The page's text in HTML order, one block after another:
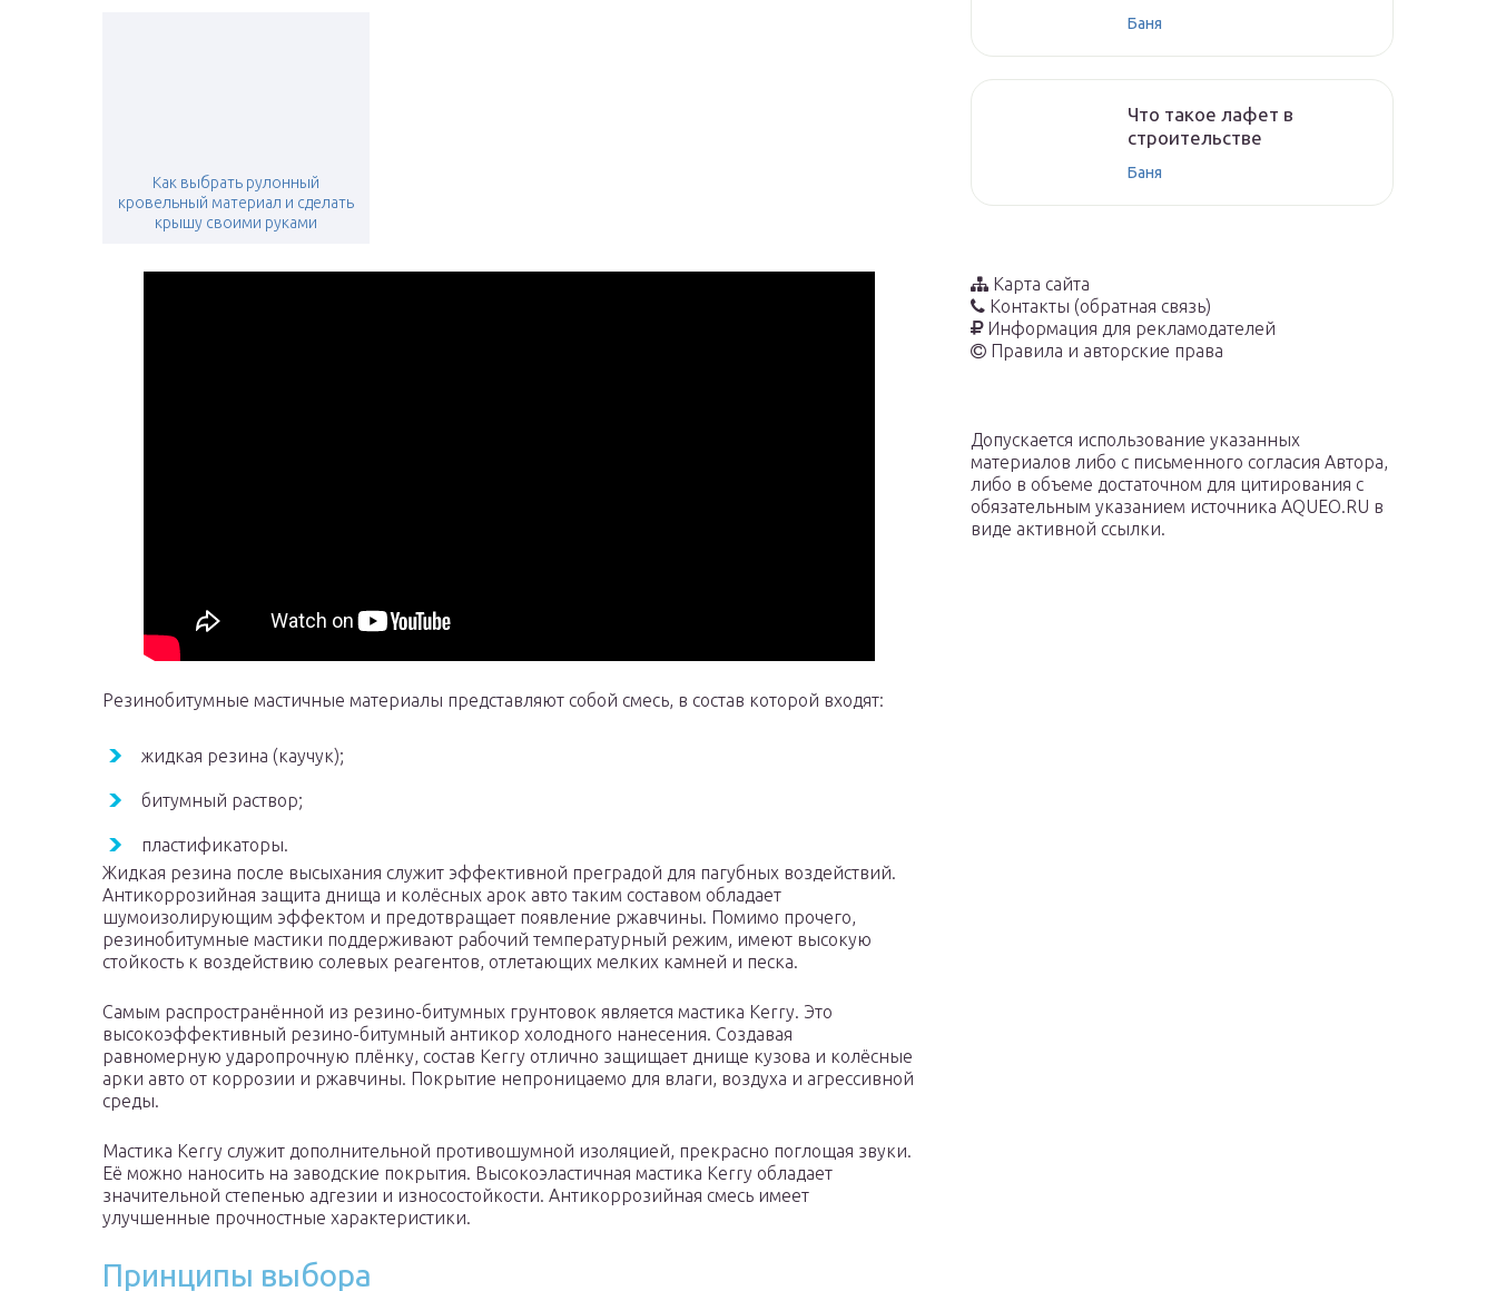
Как выбрать рулонный
кровельный материал и сделать
крышу своими руками
Резинобитумные мастичные материалы представляют собой смесь, в состав которой входят:
жидкая резина (каучук);
битумный раствор;
пластификаторы.
Жидкая резина после высыхания служит эффективной преградой для пагубных воздействий.
Антикоррозийная защита днища и колёсных арок авто таким составом обладает
шумоизолирующим эффектом и предотвращает появление ржавчины. Помимо прочего,
резинобитумные мастики поддерживают рабочий температурный режим, имеют высокую
стойкость к воздействию солевых реагентов, отлетающих мелких камней и песка.
Самым распространённой из резино-битумных грунтовок является мастика Kerry. Это
высокоэффективный резино-битумный антикор холодного нанесения. Создавая
равномерную ударопрочную плёнку, состав Kerry отлично защищает днище кузова и колёсные
арки авто от коррозии и ржавчины. Покрытие непроницаемо для влаги, воздуха и агрессивной
среды.
Мастика Kerry служит дополнительной противошумной изоляцией, прекрасно поглощая звуки.
Её можно наносить на заводские покрытия. Высокоэластичная мастика Kerry обладает
значительной степенью адгезии и износостойкости. Антикоррозийная смесь имеет
улучшенные прочностные характеристики.
Принципы выбора
Баня
Что такое лафет в
строительстве
Баня
Карта сайта
Контакты (обратная связь)
Информация для рекламодателей
Правила и авторские права
Допускается использование указанных
материалов либо с письменного согласия Автора,
либо в объеме достаточном для цитирования с
обязательным указанием источника AQUEO.RU в
виде активной ссылки.